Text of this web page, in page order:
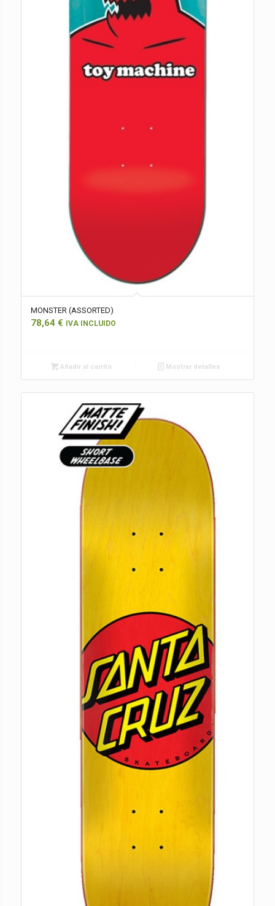
MONSTER (ASSORTED)
78,64 € IVA INCLUIDO
Añadir al carrito Mostrar detalles